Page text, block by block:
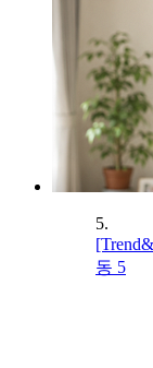
5.
동 5